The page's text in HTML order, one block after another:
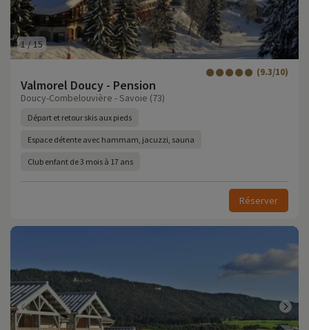
1/15
Valmorel Doucy - Pension
(9.3/10)
Doucy-Combelouvière - Savoie (73)
Départ et retour skis aux pieds
Espace détente avec hammam, jacuzzi, sauna
Club enfant de 3 mois à 17 ans
Réserver